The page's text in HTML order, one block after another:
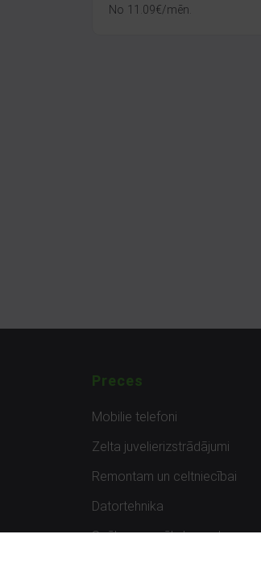
No 11.09€/mēn.
Preces
Mobilie telefoni
Zelta juvelierizstrādājumi
Remontam un celtniecībai
Datortehnika
Spēles un spēļu konsoles